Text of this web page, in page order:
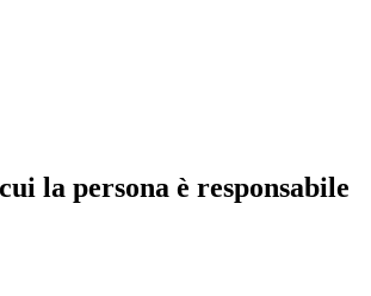
la persona è responsabile